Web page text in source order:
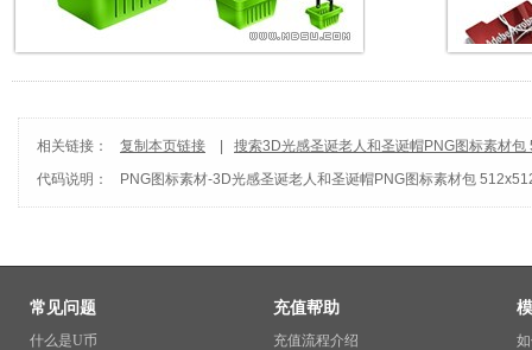
相关链接： 复制本页链接
搜索3D光感圣诞老人和圣诞帽PNG图标素材包
代码说明：
PNG图标素材-3D光感圣诞老人和圣诞帽PNG图标素材包
常见问题
什么是U币
充值帮助
充值流程介绍